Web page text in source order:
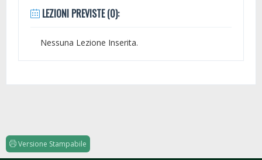
LEZIONI PREVISTE (0):
Nessuna Lezione Inserita.
Versione Stampabile